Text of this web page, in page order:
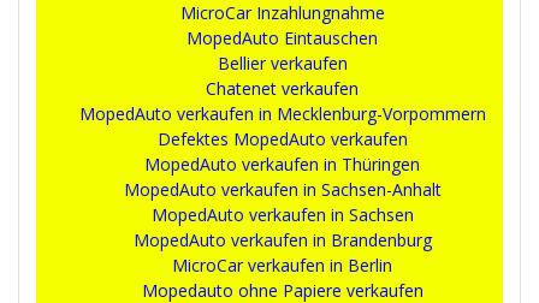
MicroCar Inzahlungnahme
MopedAuto Eintauschen
Bellier verkaufen
Chatenet verkaufen
MopedAuto verkaufen in Mecklenburg-Vorpommern
Defektes MopedAuto verkaufen
MopedAuto verkaufen in Thüringen
MopedAuto verkaufen in Sachsen-Anhalt
MopedAuto verkaufen in Sachsen
MopedAuto verkaufen in Brandenburg
MicroCar verkaufen in Berlin
Mopedauto ohne Papiere verkaufen